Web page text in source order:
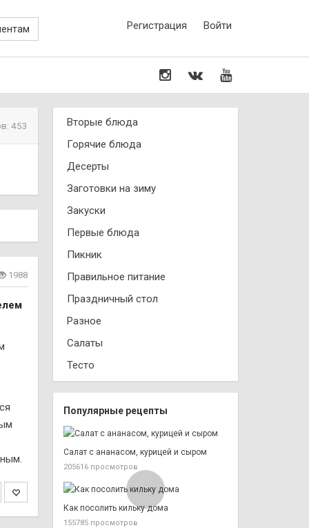
Регистрация Войти
453
1988
Вторые блюда
Горячие блюда
Десерты
Заготовки на зиму
Закуски
Первые блюда
Пикник
Правильное питание
Праздничный стол
Разное
Салаты
Тесто
Популярные рецепты
Салат с ананасом, курицей и сыром
205616 просмотров
Как посолить кильку дома
155785 просмотров